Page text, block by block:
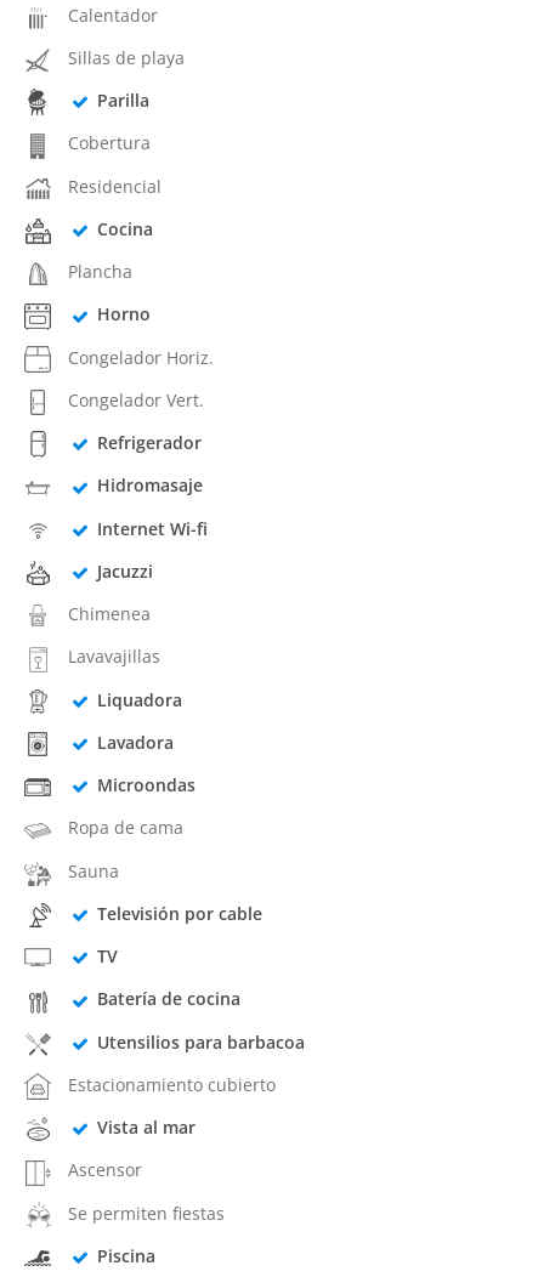
Calentador
Sillas de playa
Parilla
Cobertura
Residencial
Cocina
Plancha
Horno
Congelador Horiz.
Congelador Vert.
Refrigerador
Hidromasaje
Internet Wi-fi
Jacuzzi
Chimenea
Lavavajillas
Liquadora
Lavadora
Microondas
Ropa de cama
Sauna
Televisión por cable
TV
Batería de cocina
Utensilios para barbacoa
Estacionamiento cubierto
Vista al mar
Ascensor
Se permiten fiestas
Piscina